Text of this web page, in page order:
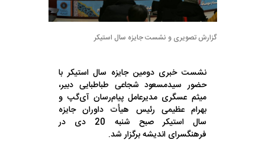
گزارش تصویری و نشست جایزه سال استیکر
نشست خبری دومین جایزه سال استیکر با
حضور سیدمسعود شجاعی طباطبایی دبیر،
میثم عسگری مدیرعامل پیام‌رسان آی‌گپ و
بهرام عظیمی رئیس هیأت داوران جایزه
سال استیکر صبح شنبه 20 دی در
فرهنگسرای اندیشه برگزار شد.